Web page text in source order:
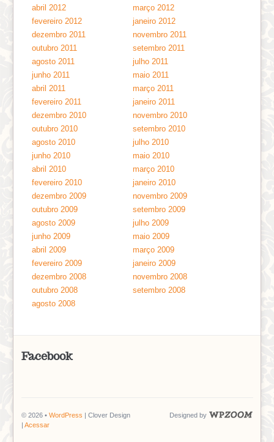
abril 2012
março 2012
fevereiro 2012
janeiro 2012
dezembro 2011
novembro 2011
outubro 2011
setembro 2011
agosto 2011
julho 2011
junho 2011
maio 2011
abril 2011
março 2011
fevereiro 2011
janeiro 2011
dezembro 2010
novembro 2010
outubro 2010
setembro 2010
agosto 2010
julho 2010
junho 2010
maio 2010
abril 2010
março 2010
fevereiro 2010
janeiro 2010
dezembro 2009
novembro 2009
outubro 2009
setembro 2009
agosto 2009
julho 2009
junho 2009
maio 2009
abril 2009
março 2009
fevereiro 2009
janeiro 2009
dezembro 2008
novembro 2008
outubro 2008
setembro 2008
agosto 2008
Facebook
© 2026 • WordPress | Clover Design
| Acessar
Designed by